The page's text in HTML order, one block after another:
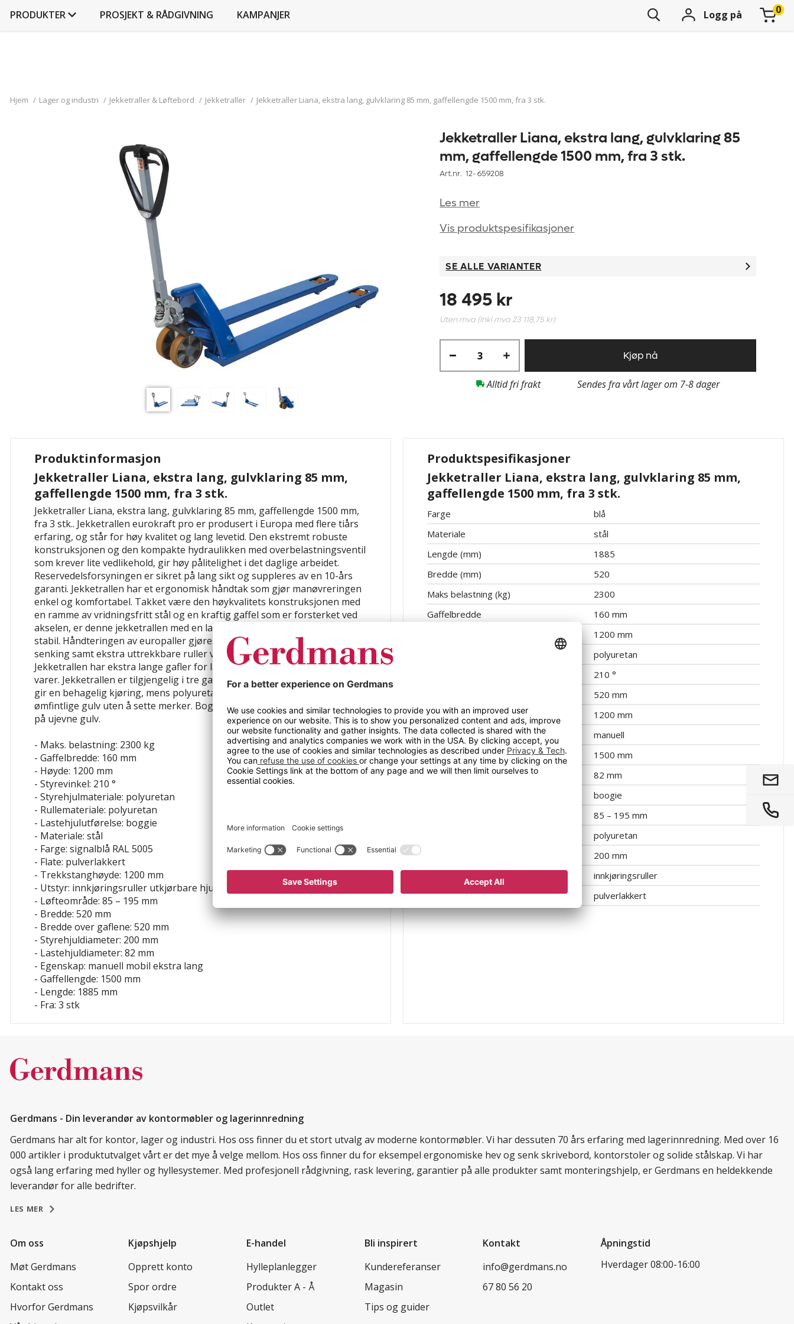
PRODUKTER PROSJEKT & RÅDGIVNING KAMPANJER Logg på
Hjem / Lager og industri / Jekketraller & Løftebord / Jekketraller / Jekketraller Liana, ekstra lang, gulvklaring 85 mm, gaffellengde 1500 mm, fra 3 stk.
Jekketraller Liana, ekstra lang, gulvklaring 85
mm, gaffellengde 1500 mm, fra 3 stk.
Art.nr. 12-659208
Les mer
Vis produktspesifikasjoner
SE ALLE VARIANTER
18 495 kr
Uten mva (Inkl mva 23 118,75 kr)
Kjøp nå
Alltid fri frakt Sendes fra vårt lager om 7-8 dager
Produktinformasjon
Jekketraller Liana, ekstra lang, gulvklaring 85 mm,
gaffellengde 1500 mm, fra 3 stk.
Jekketraller Liana, ekstra lang, gulvklaring 85 mm, gaffellengde 1500 mm,
fra 3 stk.. Jekketrallen eurokraft pro er produsert i Europa med flere tiårs
erfaring, og står for høy kvalitet og lang levetid. Den ekstremt robuste
konstruksjonen og den kompakte hydraulikken med overbelastningsventil
som krever lite vedlikehold, gir høy pålitelighet i det daglige arbeidet.
Reservedelsforsyningen er sikret på lang sikt og suppleres av en 10-års
garanti. Jekketrallen har et ergonomisk håndtak som gjør manøvreringen
enkel og komfortabel. Takket være den høykvalitets konstruksjonen med
en ramme av vridningsfritt stål og en kraftig gaffel som er forsterket ved
akselen, er denne jekketrallen med en lastekapasitet på 2300 kg svært
stabil. Håndteringen av europaller gjøres enklere med trinnløs og følsom
senking samt ekstra uttrekkbare ruller ved gaffelspissene.
Jekketrallen har ekstra lange gafler for lasting av lengre paller eller større
varer. Jekketrallen er tilgjengelig i tre gaffellengder. Hjulene med kulelager
gir en behagelig kjøring, mens polyuretanhjulene er egnet for kjøring på
ømfintlige gulv uten å sette merker. Boggihjul gjør det også mulig å kjøre
på ujevne gulv.
- Maks. belastning: 2300 kg
- Gaffelbredde: 160 mm
- Høyde: 1200 mm
- Styrevinkel: 210 °
- Styrehjulmateriale: polyuretan
- Rullemateriale: polyuretan
- Lastehjulutførelse: boggie
- Materiale: stål
- Farge: signalblå RAL 5005
- Flate: pulverlakkert
- Trekkstanghøyde: 1200 mm
- Utstyr: innkjøringsruller utkjørbare hjul
- Løfteområde: 85 – 195 mm
- Bredde: 520 mm
- Bredde over gaflene: 520 mm
- Styrehjuldiameter: 200 mm
- Lastehjuldiameter: 82 mm
- Egenskap: manuell mobil ekstra lang
- Gaffellengde: 1500 mm
- Lengde: 1885 mm
- Fra: 3 stk
Produktspesifikasjoner
Jekketraller Liana, ekstra lang, gulvklaring 85 mm,
gaffellengde 1500 mm, fra 3 stk.
Farge
blå
Materiale
stål
Lengde (mm)
1885
Bredde (mm)
520
Maks belastning (kg)
2300
Gaffelbredde
160 mm
1200 mm
polyuretan
210 °
520 mm
Trekkstanghøyde
1200 mm
Egenskap
manuell
Gaffellengde
1500 mm
Lastehjuldiameter
82 mm
boogie
85 – 195 mm
polyuretan
200 mm
innkjøringsruller
Flate
pulverlakkert
Gerdmans - Din leverandør av kontormøbler og lagerinnredning
Gerdmans har alt for kontor, lager og industri. Hos oss finner du et stort utvalg av moderne kontormøbler. Vi har dessuten 70 års erfaring med lagerinnredning. Med over 16
000 artikler i produktutvalget vårt er det mye å velge mellom. Hos oss finner du for eksempel ergonomiske hev og senk skrivebord, kontorstoler og solide stålskap. Vi har
også lang erfaring med hyller og hyllesystemer. Med profesjonell rådgivning, rask levering, garantier på alle produkter samt monteringshjelp, er Gerdmans en heldekkende
leverandør for alle bedrifter.
LES MER
Om oss
Møt Gerdmans
Kontakt oss
Hvorfor Gerdmans
Kjøpshjelp
Opprett konto
Spor ordre
Kjøpsvilkår
E-handel
Hylleplanlegger
Produkter A - Å
Outlet
Bli inspirert
Kundereferanser
Magasin
Tips og guider
Kontakt
info@gerdmans.no
67 80 56 20
Åpningstid
Hverdager 08:00-16:00